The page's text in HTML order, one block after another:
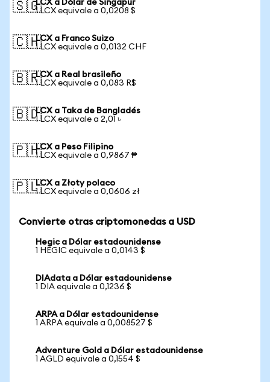
🇸🇬LCX a Dólar de Singapur
1 LCX equivale a 0,0208 $
🇨🇭LCX a Franco Suizo
1 LCX equivale a 0,0132 CHF
🇧🇷LCX a Real brasileño
1 LCX equivale a 0,083 R$
🇧🇩LCX a Taka de Bangladés
1 LCX equivale a 2,01 ৳
🇵🇭LCX a Peso Filipino
1 LCX equivale a 0,9867 ₱
🇵🇱LCX a Złoty polaco
1 LCX equivale a 0,0606 zł
Convierte otras criptomonedas a USD
Hegic a Dólar estadounidense
1 HEGIC equivale a 0,0143 $
DIAdata a Dólar estadounidense
1 DIA equivale a 0,1236 $
ARPA a Dólar estadounidense
1 ARPA equivale a 0,008527 $
Adventure Gold a Dólar estadounidense
1 AGLD equivale a 0,1554 $